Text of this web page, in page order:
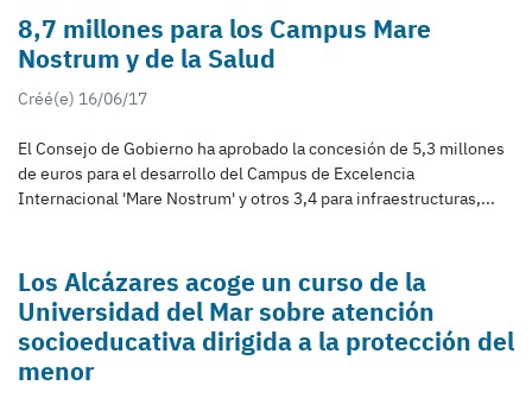
8,7 millones para los Campus Mare
Nostrum y de la Salud
Créé(e) 16/06/17
El Consejo de Gobierno ha aprobado la concesión de 5,3 millones
de euros para el desarrollo del Campus de Excelencia
Internacional 'Mare Nostrum' y otros 3,4 para infraestructuras,...
Los Alcázares acoge un curso de la
Universidad del Mar sobre atención
socioeducativa dirigida a la protección del
menor